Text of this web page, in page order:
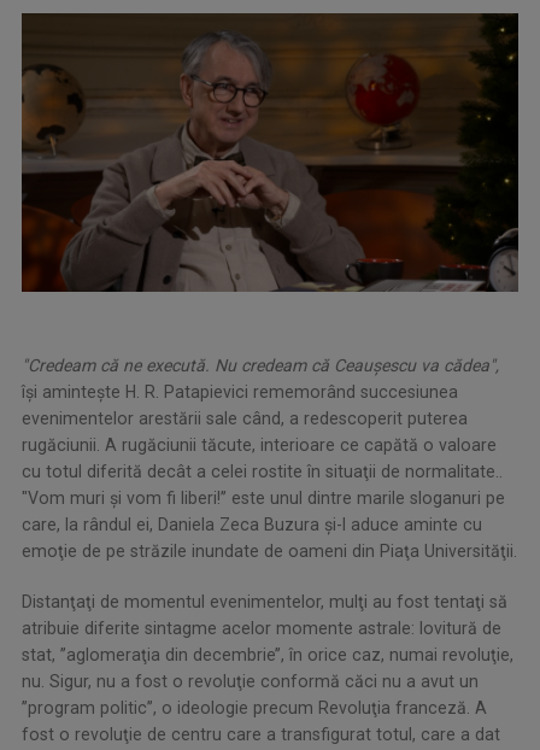
"Credeam că ne execută. Nu credeam că Ceauşescu va cădea",
îşi aminteşte H. R. Patapievici rememorând succesiunea
evenimentelor arestării sale când, a redescoperit puterea
rugăciunii. A rugăciunii tăcute, interioare ce capătă o valoare
cu totul diferită decât a celei rostite în situaţii de normalitate..
"Vom muri şi vom fi liberi!’’ este unul dintre marile sloganuri pe
care, la rândul ei, Daniela Zeca Buzura şi-l aduce aminte cu
emoţie de pe străzile inundate de oameni din Piaţa Universităţii.
Distanţaţi de momentul evenimentelor, mulţi au fost tentaţi să
atribuie diferite sintagme acelor momente astrale: lovitură de
stat, ’’aglomeraţia din decembrie’’, în orice caz, numai revoluţie,
nu. Sigur, nu a fost o revoluţie conformă căci nu a avut un
’’program politic’’, o ideologie precum Revoluţia franceză. A
fost o revoluţie de centru care a transfigurat totul, care a dat